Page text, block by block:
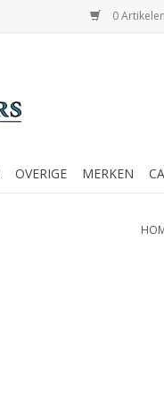
0
OVERIGE MERKEN